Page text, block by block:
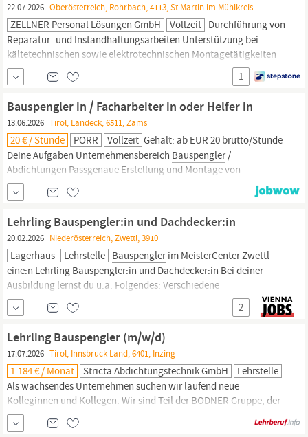
22.07.2026 Oberösterreich, Rohrbach, 4113, St Martin im Mühlkreis
ZELLNER Personal Lösungen GmbH Vollzeit Durchführung von
Reparatur- und Instandhaltungsarbeiten Unterstützung bei
kältetechnischen sowie elektrotechnischen Montagetätigkeiten
Errichtung von Trassen und Vorbereitung der Montagebereiche
Selbstständige Abwicklung von Montageprojekten vor Ort
Abgeschlossene Ausbildung im Metallbereich (z. B. Schlosser,
Stahlbauer,Bauspengleroder vergleichbar)
1
Bauspengler in / Facharbeiter in oder Helfer in
13.06.2026 Tirol, Landeck, 6511, Zams
20 € / Stunde PORR Vollzeit Gehalt: ab EUR 20 brutto/Stunde
Deine Aufgaben Unternehmensbereich Bauspengler/
Abdichtungen Passgenaue Erstellung und Montage von
Blechteilen für den gesamten Hoch- und Tiefbau Bearbeitung von
Metallblechen wie z.B. Eisen-, Aluminium- oder Kupferbleche
Reparaturarbeiten Dein Profil
Lehrling Bauspengler:in und Dachdecker:in
20.02.2026 Niederösterreich, Zwettl, 3910
Lagerhaus Lehrstelle Bauspenglerim MeisterCenter Zwettl
eine:n Lehrling Bauspengler:in und Dachdecker:in Bei deiner
Ausbildung lernst du u.a. Folgendes: Verschiedene
Dacheindeckungen wie in etwa Betondacheindeckungen,
Tondacheindeckungen, Schiefereindeckungen und
Trapezeindeckunge Schiefer, Dachplatten, Schindeln, Dachziegel
und Tonziegel verarbeiten
2
Lehrling Bauspengler (m/w/d)
17.07.2026 Tirol, Innsbruck Land, 6401, Inzing
1.184 € / Monat Stricta Abdichtungstechnik GmbH
Lehrstelle
Als wachsendes Unternehmen suchen wir laufend neue
Kolleginnen und Kollegen. Wir sind Teil der BODNER Gruppe, der
größten familiengeführten Baugruppe Westösterreichs. Zur
Verstärkung unseres Teams in Inzing und Röthis suchen wir ab